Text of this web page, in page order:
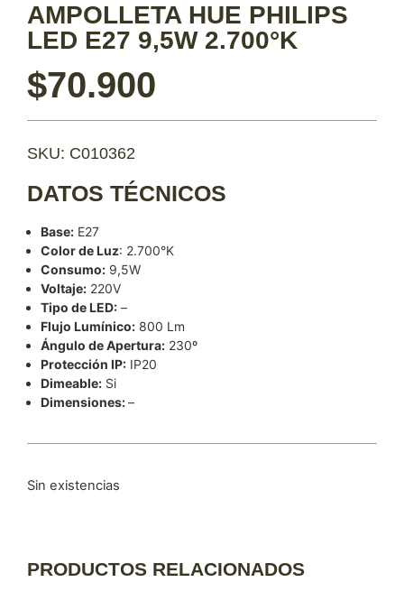
AMPOLLETA HUE PHILIPS
LED E27 9,5W 2.700°K
$70.900
SKU: C010362
DATOS TÉCNICOS
Base: E27
Color de Luz: 2.700°K
Consumo: 9,5W
Voltaje: 220V
Tipo de LED: –
Flujo Lumínico: 800 Lm
Ángulo de Apertura: 230º
Protección IP: IP20
Dimeable: Si
Dimensiones:–
Sin existencias
PRODUCTOS RELACIONADOS